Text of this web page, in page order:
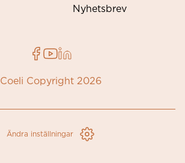
Nyhetsbrev
Coeli Copyright 2026
Ändra inställningar